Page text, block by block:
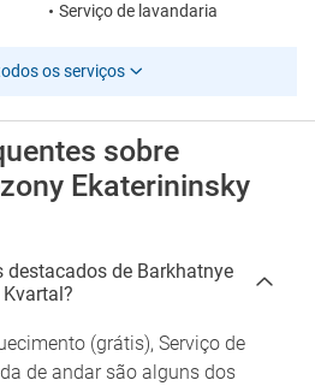
Serviço de lavandaria
os serviços
sobre
Ekaterininsky
destacados de Barkhatnye
(grátis), Serviço de
de andar são alguns dos